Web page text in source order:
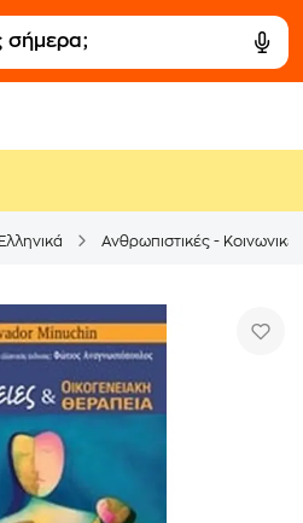
Ελληνικά Ανθρωπιστικές -